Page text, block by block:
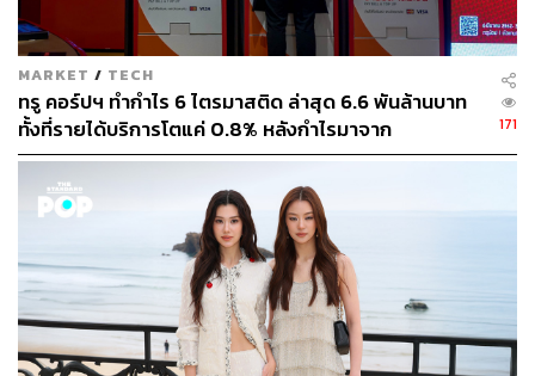
สามารถติดตาม THE STANDARD WEALTH
ผ่านแอปพลิเคชันต่างๆ ที่คุณสะดวกหรือใช้งานอยู่แล้วได้เลย
TAGS: บริษัท พฤกษา โฮลดิ้ง จำกัด (มหาชน)
ผลประกอบการ
Ready To Thrive
MARKET / TECH
ทรู คอร์ปฯ ทำกำไร 6 ไตรมาสติด ล่าสุด 6.6 พันล้านบาท
ทั้งที่รายได้บริการโตแค่ 0.8% หลังกำไรมาจาก
ประสิทธิภาพและใบอนุญาตคลื่น ไม่ใช่การขยายรายได้
171